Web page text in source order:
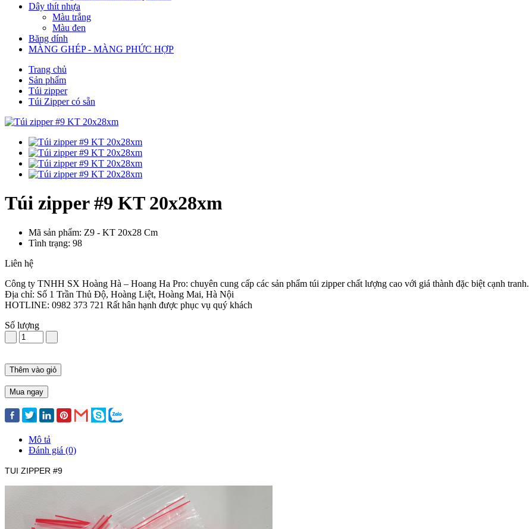
Dây thít nhựa
Màu trắng
Màu đen
Băng dính
MÀNG GHÉP - MÀNG PHỨC HỢP
Trang chủ
Sản phẩm
Túi zipper
Túi Zipper có sẵn
Túi zipper #9 KT 20x28xm
Mã sản phẩm: Z9 - KT 20x28 Cm
Tình trạng: 98
Liên hệ
Công ty TNHH SX Hoàng Hà – Hoang Ha Pro: chuyên cung cấp các sản phẩm túi zipper chất lượng cao với giá thành đặc biệt cạnh tranh.
Địa chỉ: Số 1 Trần Thủ Độ, Hoàng Liệt, Hoàng Mai, Hà Nội
HOTLINE: 0982 373 721 Rất hân hạnh được phục vụ quý khách
Số lượng
Thêm vào giỏ
Mua ngay
Mô tả
Đánh giá (0)
TUI ZIPPER #9